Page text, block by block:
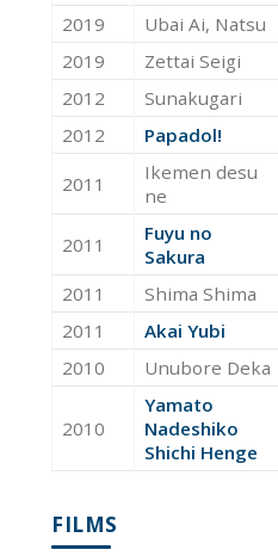
2019 Ubai Ai, Natsu
2019
Zettai Seigi
2012
Sunakugari
2012
Papadol!
2011
Ikemen desu
ne
2011
Fuyu no
Sakura
2011 Shima Shima
2011
Akai Yubi
2010
Unubore Deka
2010
Yamato
Nadeshiko
Shichi Henge
FILMS